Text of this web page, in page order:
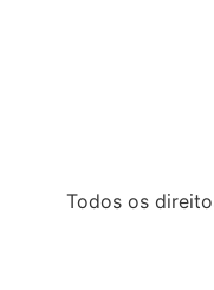
Todos os